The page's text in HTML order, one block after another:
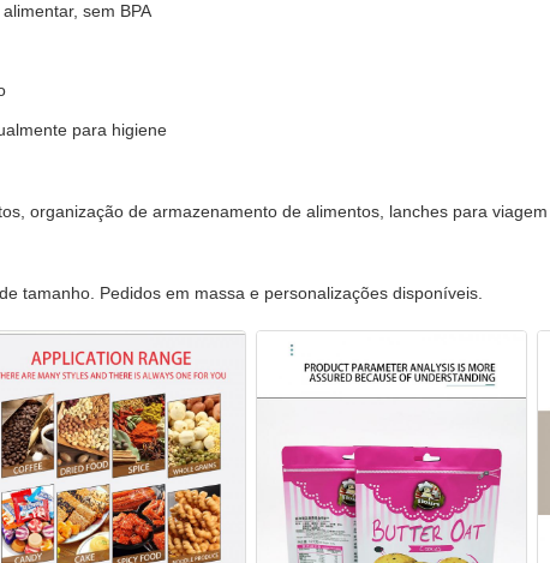
sem BPA
para higiene
organização de armazenamento de alimentos, lanches para
tamanho. Pedidos em massa e personalizações disponíveis.